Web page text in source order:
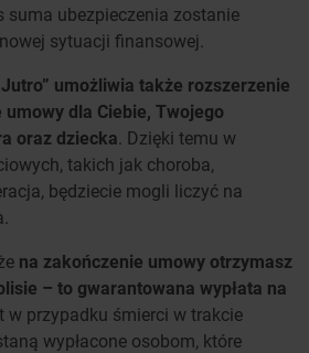
suma ubezpieczenia zostanie
sytuacji finansowej.
umożliwia także rozszerzenie
dla Ciebie, Twojego
oraz dziecka . Dzięki temu w
takich jak choroba,
będziecie mogli liczyć na
na zakończenie umowy otrzymasz
– to gwarantowana wypłata na
w przypadku śmierci w trakcie
wypłacone osobom, które